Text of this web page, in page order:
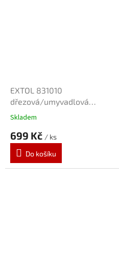
EXTOL 831010
dřezová/umyvadlová
baterie černá
Skladem
699 Kč / ks
Do košíku